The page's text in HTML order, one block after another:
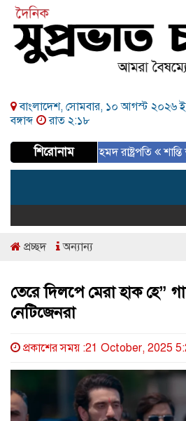
বাংলাদেশ, সোমবার, ১০ আগস্ট ২০২৬
বঙ্গাব্দ
রাত ২:১৮
শিরোনাম
কর্ণেল অলি আহমদ রাষ্ট্রপতি শান্তি শৃঙ্খলা
প্রচ্ছদ অন্যান্য
তেরে দিলপে মেরা হাক হে”
নেটিজেনরা
প্রকাশের সময় :21 October, 2025